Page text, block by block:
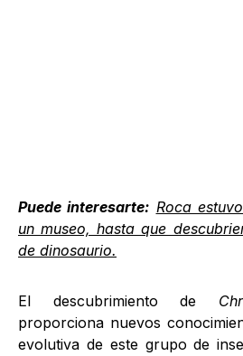
Puede interesarte: Roca
un museo, hasta que
de dinosaurio.
El descubrimiento de
proporciona nuevos
evolutiva de este grupo de